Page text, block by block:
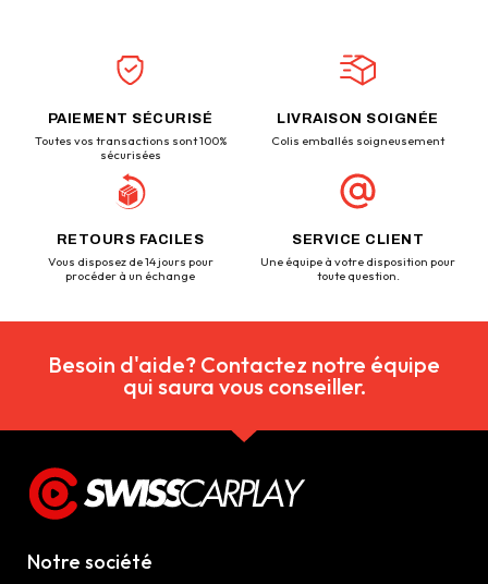
PAIEMENT SÉCURISÉ
Toutes vos transactions sont 100%
sécurisées
LIVRAISON SOIGNÉE
Colis emballés soigneusement
RETOURS FACILES
Vous disposez de 14 jours pour
procéder à un échange
SERVICE CLIENT
Une équipe à votre disposition pour
toute question.
Besoin d'aide? Contactez notre équipe
qui saura vous conseiller.
Notre société